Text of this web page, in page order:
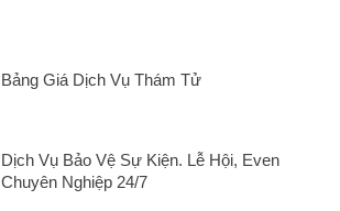
Bảng Giá Dịch Vụ Thám Tử
Dịch Vụ Bảo Vệ Sự Kiện. Lễ Hội, Even
Chuyên Nghiệp 24/7